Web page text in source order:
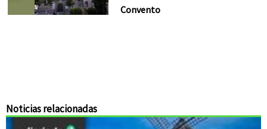
Convento
Noticias relacionadas